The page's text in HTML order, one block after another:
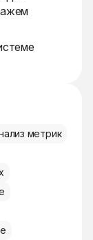
метрик